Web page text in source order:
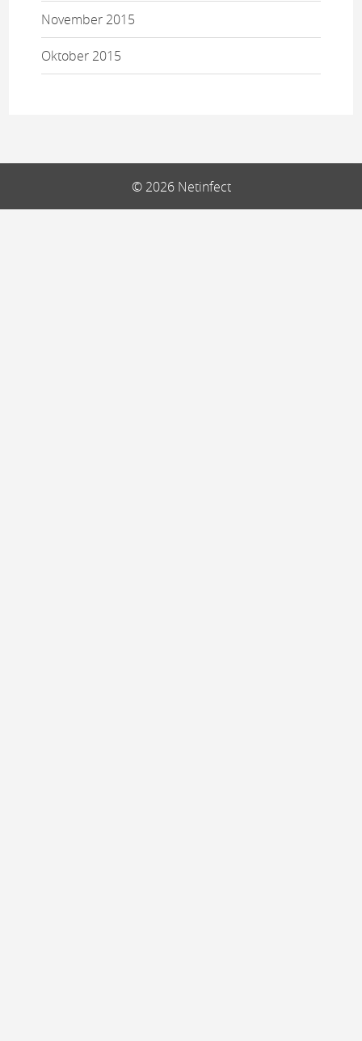
November 2015
Oktober 2015
© 2026 Netinfect